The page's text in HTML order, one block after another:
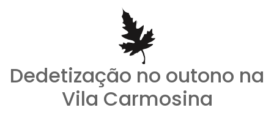
Dedetização no outono na
Vila Carmosina